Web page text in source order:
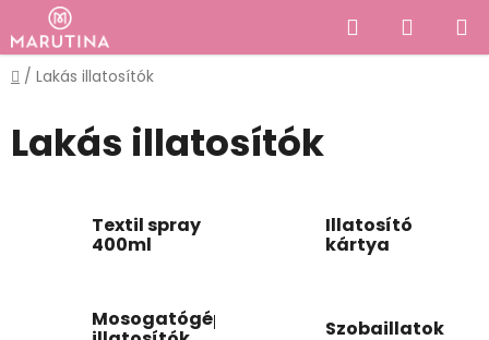
Ugrás
fő
tartalomhoz
KeresésKOSÁR
Kezdőlap
/ Lakás illatosítók
Lakás illatosítók
Textil spray
400ml
Illatosító
kártya
Mosogatógép Szobaillatok